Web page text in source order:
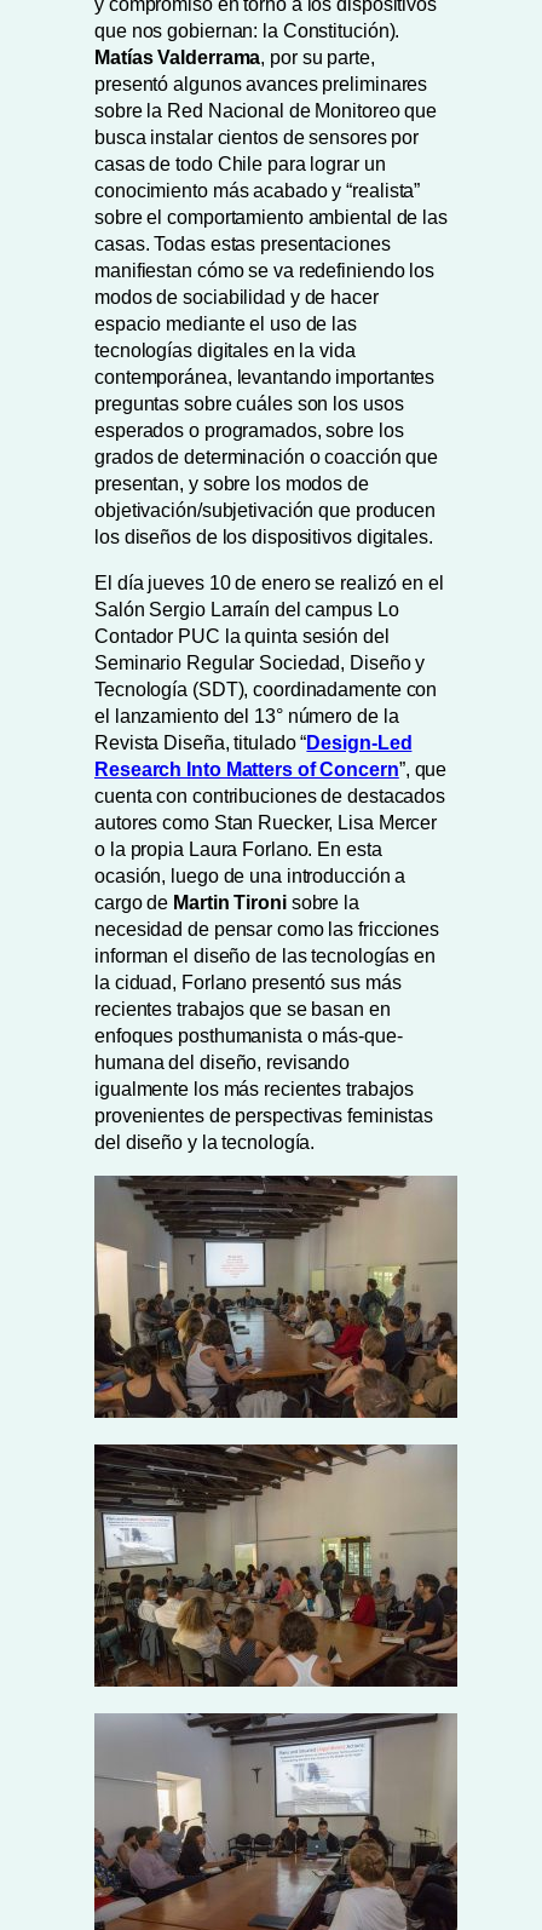
que nos gobiernan: la Constitución).
Matías Valderrama, por su parte,
presentó algunos avances preliminares
sobre la Red Nacional de Monitoreo que
busca instalar cientos de sensores por
casas de todo Chile para lograr un
conocimiento más acabado y “realista”
sobre el comportamiento ambiental de las
casas. Todas estas presentaciones
manifiestan cómo se va redefiniendo los
modos de sociabilidad y de hacer
espacio mediante el uso de las
tecnologías digitales en la vida
contemporánea, levantando importantes
preguntas sobre cuáles son los usos
esperados o programados, sobre los
grados de determinación o coacción que
presentan, y sobre los modos de
objetivación/subjetivación que producen
los diseños de los dispositivos digitales.
El día jueves 10 de enero se realizó en el
Salón Sergio Larraín del campus Lo
Contador PUC la quinta sesión del
Seminario Regular Sociedad, Diseño y
Tecnología (SDT), coordinadamente con
el lanzamiento del 13° número de la
Revista Diseña, titulado “Design-Led
Research Into Matters of Concern”, que
cuenta con contribuciones de destacados
autores como Stan Ruecker, Lisa Mercer
o la propia Laura Forlano. En esta
ocasión, luego de una introducción a
cargo de Martin Tironisobre la
necesidad de pensar como las fricciones
informan el diseño de las tecnologías en
la ciduad, Forlano presentó sus más
recientes trabajos que se basan en
enfoques posthumanista o más-que-
humana del diseño, revisando
igualmente los más recientes trabajos
provenientes de perspectivas feministas
del diseño y la tecnología.